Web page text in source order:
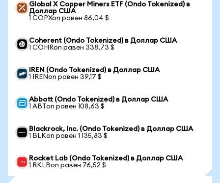
Global X Copper Miners ETF (Ondo Tokenized) в
Доллар США
1 COPXon равен 86,04 $
Coherent (Ondo Tokenized) в Доллар США
1 COHRon равен 338,73 $
IREN (Ondo Tokenized) в Доллар США
1 IRENon равен 39,17 $
Abbott (Ondo Tokenized) в Доллар США
1 ABTon равен 108,63 $
Blackrock, Inc. (Ondo Tokenized) в Доллар США
1 BLKon равен 1 135,83 $
Rocket Lab (Ondo Tokenized) в Доллар США
1 RKLBon равен 76,52 $